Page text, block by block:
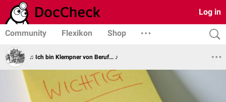
Log in
Community Flexikon Shop
♫ Ich bin Klempner von Beruf... ♪